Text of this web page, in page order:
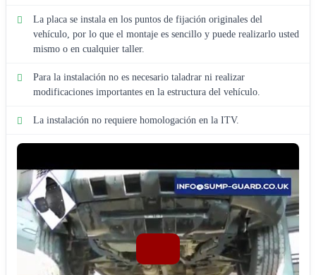
La placa se instala en los puntos de fijación originales del
vehículo, por lo que el montaje es sencillo y puede realizarlo usted
mismo o en cualquier taller.
Para la instalación no es necesario taladrar ni realizar
modificaciones importantes en la estructura del vehículo.
La instalación no requiere homologación en la ITV.